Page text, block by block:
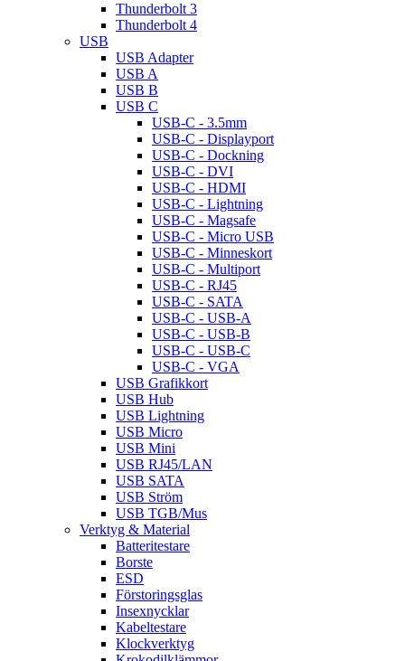
Thunderbolt 3
Thunderbolt 4
USB
USB Adapter
USB A
USB B
USB C
USB-C - 3.5mm
USB-C - Displayport
USB-C - Dockning
USB-C - DVI
USB-C - HDMI
USB-C - Lightning
USB-C - Magsafe
USB-C - Micro USB
USB-C - Minneskort
USB-C - Multiport
USB-C - RJ45
USB-C - SATA
USB-C - USB-A
USB-C - USB-B
USB-C - USB-C
USB-C - VGA
USB Grafikkort
USB Hub
USB Lightning
USB Micro
USB Mini
USB RJ45/LAN
USB SATA
USB Ström
USB TGB/Mus
Verktyg & Material
Batteritestare
Borste
ESD
Förstoringsglas
Insexnycklar
Kabeltestare
Klockverktyg